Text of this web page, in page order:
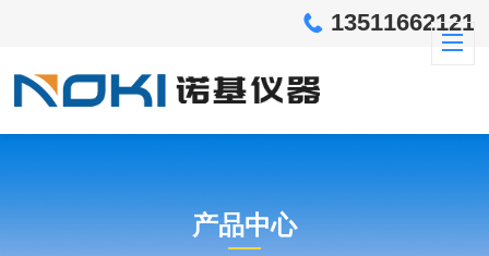
13511662121
产品中心